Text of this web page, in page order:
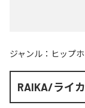
ジャンル： ヒップ
RAIKA/ライカ